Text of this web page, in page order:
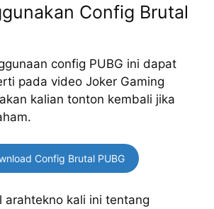
Config Brutal
config PUBG ini dapat
pada video Joker Gaming
kalian tonton kembali jika
Config Brutal PUBG
arahtekno kali ini tentang